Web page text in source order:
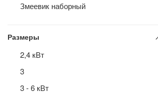
Змеевик наборный
Пироксенит ламель
Россо Леванто ламель
Талькохлорит ламель
Размеры
2,4 кВт
3
3 - 6 кВт